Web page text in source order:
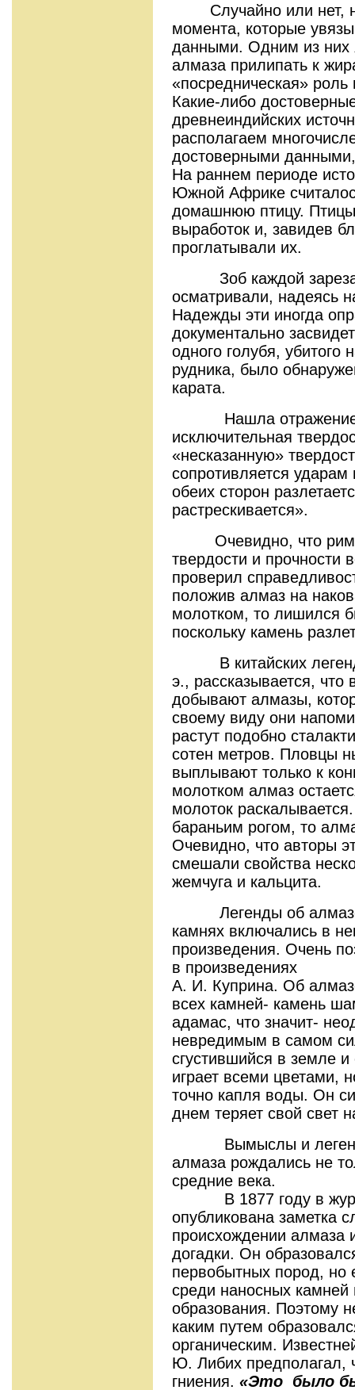
Случайно или нет, но
момента, которые
данными. Одним из них
алмаза прилипать к
«посредническая»
Какие-либо
древнеиндийских
располагаем
достоверными
На раннем периоде
Южной Африке
домашнюю птицу.
выработок и, завидев
проглатывали их.
Зоб каждой
осматривали, надеясь
Надежды эти иногда
документально
одного голубя, убитого
рудника, было
карата.
Нашла отражение
исключительная
«несказанную»
сопротивляется
обеих сторон
растрескивается».
Очевидно, что
твердости и прочности
проверил
положив алмаз на
молотком, то лишился
поскольку камень
В китайских
э., рассказывается,
добывают алмазы,
своему виду они
растут подобно
сотен метров. Пловцы
выплывают только к
молотком алмаз
молоток
бараньим рогом, то
Очевидно, что авторы
смешали свойства
жемчуга и кальцита.
Легенды об алмазе
камнях включались в
произведения. Очень
в произведениях
А. И. Куприна. Об
всех камней- камень
адамас, что значит-
невредимым в самом
сгустившийся в земле
играет всеми цветами,
точно капля воды. Он
днем теряет свой свет
Вымыслы и легенды
алмаза рождались не
средние века.
В 1877 году в
опубликована заметка
происхождении
догадки. Он
первобытных пород, но
среди наносных камней
образования. Поэтому
каким путем
органическим.
Ю. Либих предполагал,
гниения. «Это было